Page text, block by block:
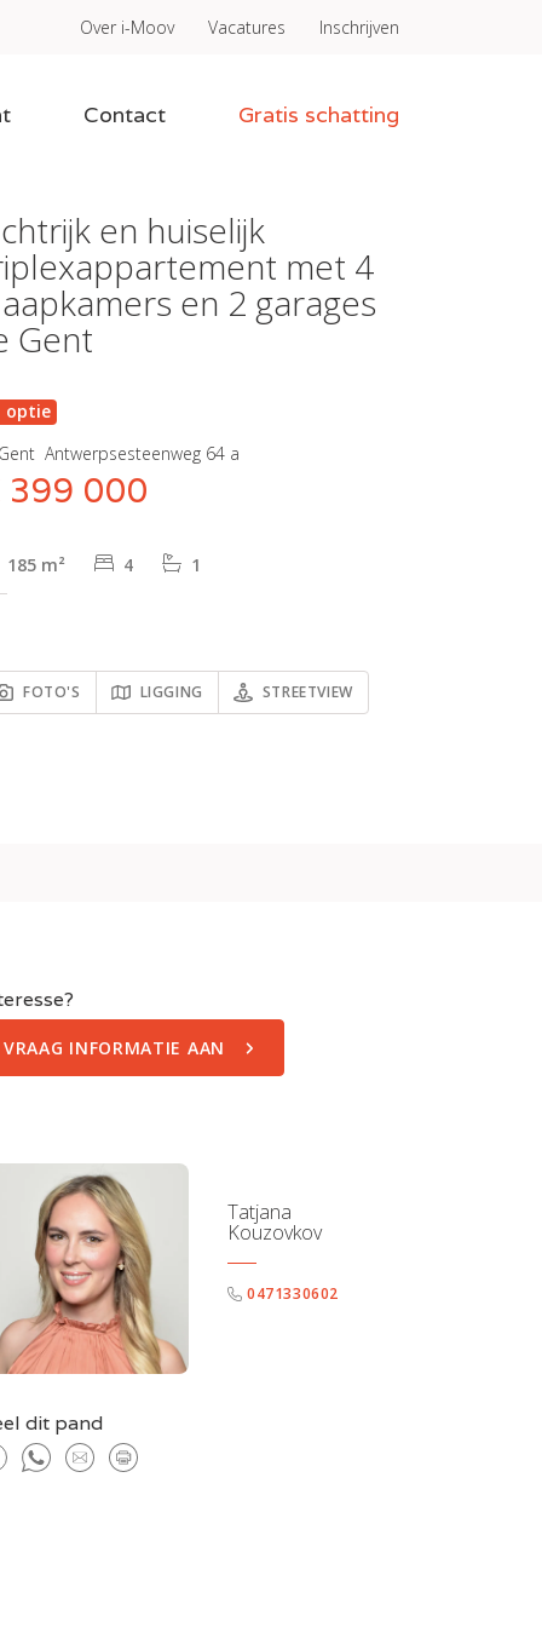
Over i-Moov Vacatures Inschrijven
Contact Gratis schatting
optie
Antwerpsesteenweg 64 a
399 000
185 m² 4 1
en huiselijk
met 4
en 2 garages
Gent
FOTO'S LIGGING STREETVIEW
VRAAG INFORMATIE AAN
Tatjana
Kouzovkov
0471330602
dit pand